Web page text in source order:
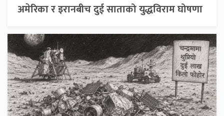
अमेरिका र इरानबीच दुई साताको युद्धविराम घोषणा